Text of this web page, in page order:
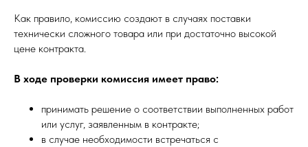
Как правило, комиссию создают в случаях поставки
технически сложного товара или при достаточно высокой
цене контракта.
В ходе проверки комиссия имеет право:
принимать решение о соответствии выполненных работ
или услуг, заявленным в контракте;
в случае необходимости встречаться с